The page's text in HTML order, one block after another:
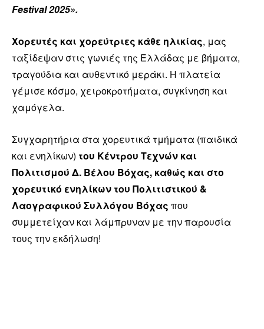
Festival 2025».
Χορευτές και χορεύτριες κάθε ηλικίας, μας
ταξίδεψαν στις γωνιές της Ελλάδας με βήματα,
τραγούδια και αυθεντικό μεράκι. Η πλατεία
γέμισε κόσμο, χειροκροτήματα, συγκίνηση και
χαμόγελα.
Συγχαρητήρια στα χορευτικά τμήματα (παιδικά
και ενηλίκων) του Κέντρου Τεχνών και
Πολιτισμού Δ. Βέλου Βόχας, καθώς και στο
χορευτικό ενηλίκων του Πολιτιστικού &
Λαογραφικού Συλλόγου Βόχας που
συμμετείχαν και λάμπρυναν με την παρουσία
τους την εκδήλωση!